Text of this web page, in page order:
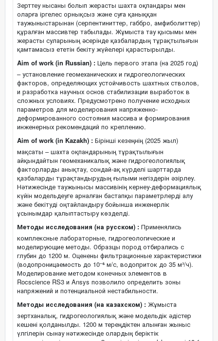
Зерттеу нысаны болып жерасты шахта оқпандары мен
оларға іргелес орнықсыз және суға қаныққан
таужыныстарынан (серпентиниттер, габбро, амфиболиттер)
құралған массивтер табылады. Жұмыста тау қысымы мен
жерасты суларының әсерінде қазбалардың тұрақтылығын
қамтамасыз ететін бекіту жүйелері қарастырылды.
Aim of work (in Russian) : Цель первого этапа (на 2025 год)
– установление геомеханических и гидрогеологических
факторов, определяющих устойчивость шахтных стволов,
и разработка научных основ стабилизации выработок в
сложных условиях. Предусмотрено получение исходных
параметров для моделирования напряженно-
деформированного состояния массива и формирования
инженерных рекомендаций по креплению.
Aim of work (in Kazakh) : Бірінші кезеңнің (2025 жыл)
мақсаты – шахта оқпандарының тұрақтылығын
айқындайтын геомеханикалық және гидрогеологиялық
факторларды анықтау, сондай-ақ күрделі шарттарда
қазбаларды тұрақтандырудың ғылыми негіздерін әзірлеу.
Нәтижесінде таужынысы массивінің кернеу-деформациялық
күйін модельдеуге арналған бастапқы параметрлерді алу
және бекітуді оңтайландыру бойынша инженерлік
ұсынымдар қалыптастыру көзделді.
Методы исследования (на русском) : Применялись
комплексные лабораторные, гидрогеологические и
моделирующие методы. Образцы пород отбирались с
глубин до 1200 м. Оценены фильтрационные характеристики
(водопроницаемость до 10⁻⁶ м/с, водоприток до 35 м³/ч).
Моделирование методом конечных элементов в
Rocscience RS3 и Ansys позволило определить зоны
напряжений и потенциальной нестабильности.
Методы исследования (на казахском) : Жұмыста
зертханалық, гидрогеологиялық және модельдік әдістер
кешені қолданылды. 1200 м тереңдіктен алынған жыныс
үлгілерін сынау нәтижесінде олардың беріктік